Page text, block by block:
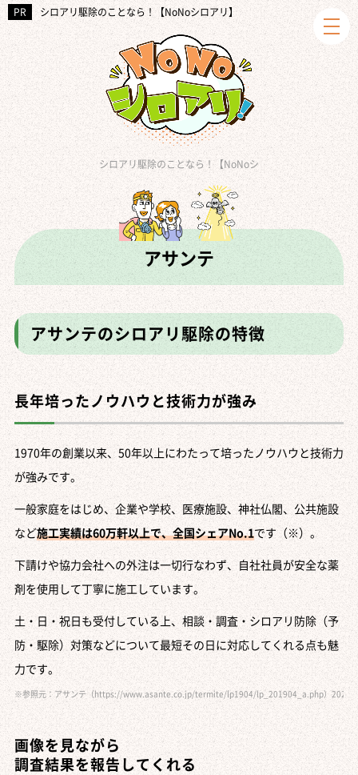
シロアリ駆除のことなら！【NoNoシロアリ】
シロアリ駆除のことなら！【NoNoシロアリ】 » シロアリ
アサンテ
アサンテのシロアリ駆除の特徴
長年培ったノウハウと技術力が強み
1970年の創業以来、50年以上にわたって培ったノウハウと技術力
が強みです。
一般家庭をはじめ、企業や学校、医療施設、神社仏閣、公共施設
など施工実績は60万軒以上で、全国シェアNo.1です（※）。
下請けや協力会社への外注は一切行なわず、自社社員が安全な薬
剤を使用して丁寧に施工しています。
土・日・祝日も受付している上、相談・調査・シロアリ防除（予
防・駆除）対策などについて最短その日に対応してくれる点も魅
力です。
※参照元：アサンテ（https://www.asante.co.jp/termite/lp1904/lp_201904_a.php）2023
画像を見ながら
調査結果を報告してくれる